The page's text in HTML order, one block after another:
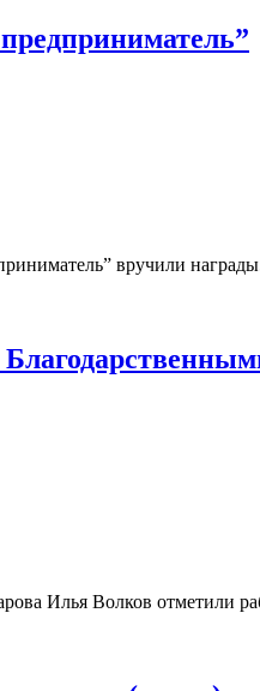
вручили
Илья Волков отметили